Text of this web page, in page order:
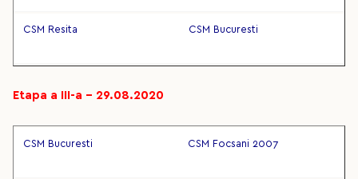
CSM Resita CSM Bucuresti
Etapa a III-a – 29.08.2020
CSM Bucuresti CSM Focsani 2007